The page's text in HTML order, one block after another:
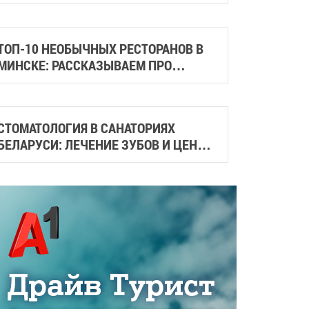
10 НЕОБЫЧНЫХ РЕСТОРАНОВ В
РАССКАЗЫВАЕМ ПРО
И АТМОСФЕРНЫЕ МЕСТА
В САНАТОРИЯХ
ЛЕЧЕНИЕ ЗУБОВ И ЦЕНЫ
ПРОЦЕДУРЫ В 2026 ГОДУ